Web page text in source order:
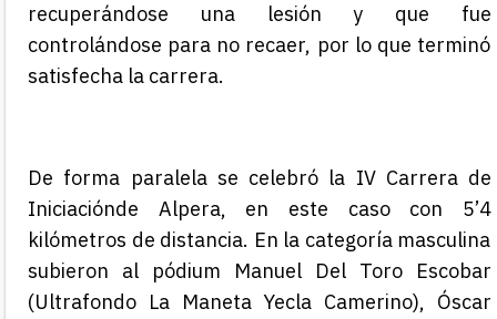
recuperándose una lesión y que fue
controlándose para no recaer, por lo que terminó
satisfecha la carrera.
De forma paralela se celebró la IV Carrera de
Iniciaciónde Alpera, en este caso con 5’4
kilómetros de distancia. En la categoría masculina
subieron al pódium Manuel Del Toro Escobar
(Ultrafondo La Maneta Yecla Camerino), Óscar